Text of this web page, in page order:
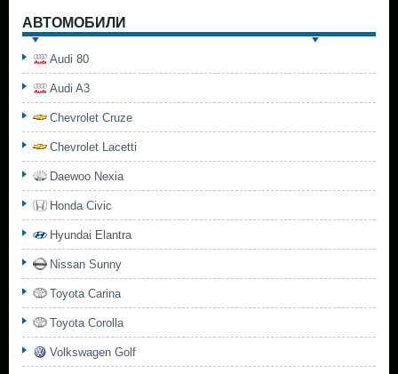
АВТОМОБИЛИ
Audi 80
Audi A3
Chevrolet Cruze
Chevrolet Lacetti
Daewoo Nexia
Honda Civic
Hyundai Elantra
Nissan Sunny
Toyota Carina
Toyota Corolla
Volkswagen Golf